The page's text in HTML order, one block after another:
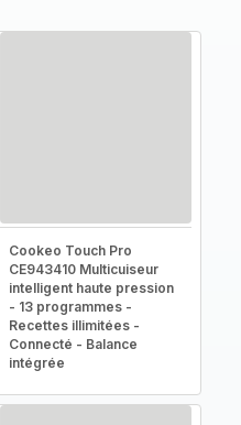
Cookeo Touch Pro
CE943410 Multicuiseur
intelligent haute pression
- 13 programmes -
Recettes illimitées -
Connecté - Balance
intégrée